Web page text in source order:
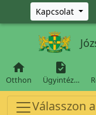
Ugrás a fő tartalomra
Kapcsolat

Otthon

Ügyintéz…
Válasszon